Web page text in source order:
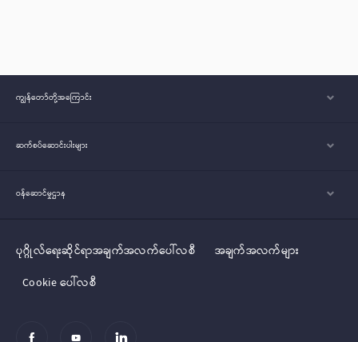
ကျွန်တော်တို့အ‌ကြောင်း
ဆက်စပ်ဆောင်းပါးများ
ဝန်ဆောင်မှုဌာန
ပုဂ္ဂိုလ်‌‌‌‌ရေးဆိုင်ရာအချက်အလက်ပေါ်လစီ
အချက်အလက်များ
Cookie ပေါ်လစီ